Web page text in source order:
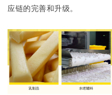
应链的完善和升级。